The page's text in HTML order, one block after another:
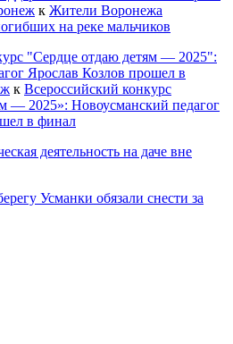
к Жители Воронежа
на реке мальчиков
"Сердце отдаю детям — 2025":
Ярослав Козлов прошел в
к Всероссийский конкурс
— 2025»: Новоусманский педагог
в финал
деятельность на даче вне
Усманки обязали снести за